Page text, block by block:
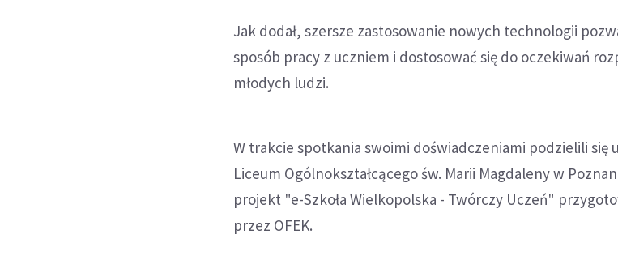
Jak dodał, szersze zastosowanie nowych technologii
sposób pracy z uczniem i dostosować się do oczekiwań
młodych ludzi.
W trakcie spotkania swoimi doświadczeniami podzielili się
Liceum Ogólnokształcącego św. Marii Magdaleny w
projekt "e-Szkoła Wielkopolska - Twórczy Uczeń"
przez OFEK.